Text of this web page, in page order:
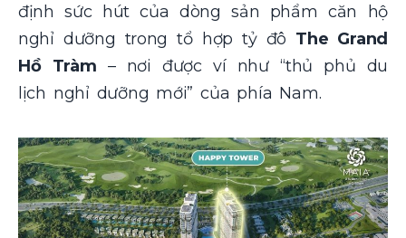
định sức hút của dòng sản phẩm căn hộ
nghỉ dưỡng trong tổ hợp tỷ đô The Grand
Hồ Tràm – nơi được ví như “thủ phủ du
lịch nghỉ dưỡng mới” của phía Nam.